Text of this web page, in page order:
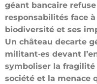
géant bancaire refuse
responsabilités face
biodiversité et ses
Un château decarte
militant·es devant
symboliser la fragilité
société et la menace